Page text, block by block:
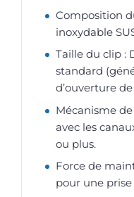
Composition
inoxydable
Taille du clip :
standard
d’ouverture
Mécanisme
avec les
ou plus.
Force de
pour une prise